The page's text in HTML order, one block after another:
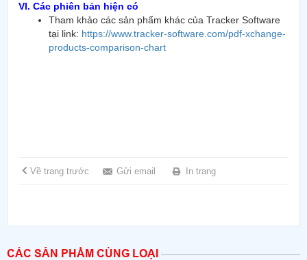
VI. Các phiên bản hiện có
Tham khảo các sản phẩm khác của Tracker Software
tại link: https://www.tracker-software.com/pdf-xchange-
products-comparison-chart
Về trang trước Gửi email In trang
CÁC SẢN PHẨM CÙNG LOẠI